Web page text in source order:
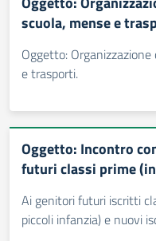
scuola, mense e
Oggetto:
e trasporti.
Oggetto: Incontro
futuri classi prime
Ai genitori futuri iscritti
piccoli infanzia) e nuovi